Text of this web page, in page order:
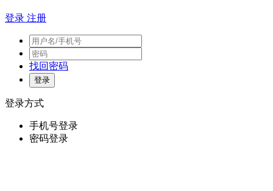
登录 注册
找回密码
登录方式
手机号登录
密码登录